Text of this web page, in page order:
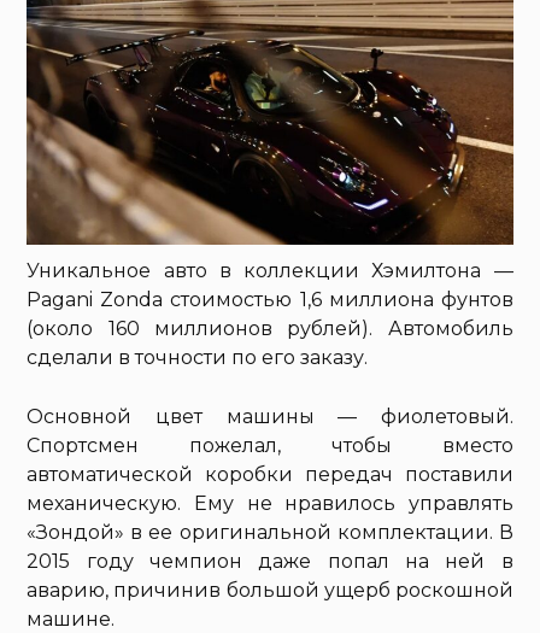
Уникальное авто в коллекции Хэмилтона —
Pagani Zonda стоимостью 1,6 миллиона фунтов
(около 160 миллионов рублей). Автомобиль
сделали в точности по его заказу.
Основной цвет машины — фиолетовый.
Спортсмен пожелал, чтобы вместо
автоматической коробки передач поставили
механическую. Ему не нравилось управлять
«Зондой» в ее оригинальной комплектации. В
2015 году чемпион даже попал на ней в
аварию, причинив большой ущерб роскошной
машине.